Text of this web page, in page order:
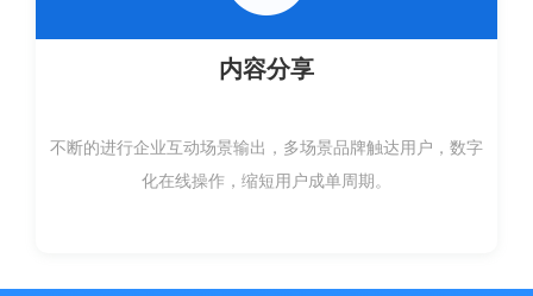
内容分享
不断的进行企业互动场景输出，多场景品牌触达用户，数字